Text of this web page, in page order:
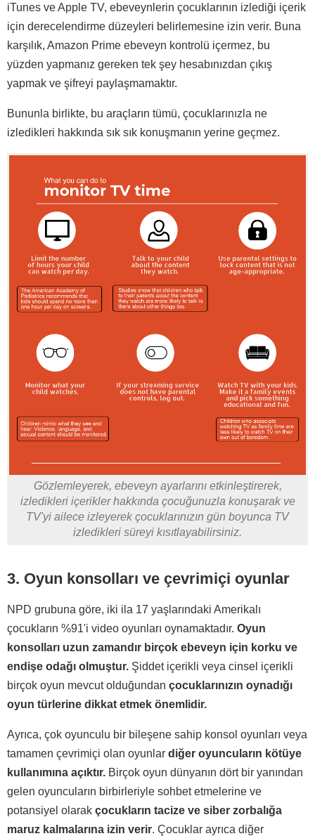
iTunes ve Apple TV, ebeveynlerin çocuklarının izlediği içerik
için derecelendirme düzeyleri belirlemesine izin verir. Buna
karşılık, Amazon Prime ebeveyn kontrolü içermez, bu
yüzden yapmanız gereken tek şey hesabınızdan çıkış
yapmak ve şifreyi paylaşmamaktır.
Bununla birlikte, bu araçların tümü, çocuklarınızla ne
izledikleri hakkında sık sık konuşmanın yerine geçmez.
Gözlemleyerek, ebeveyn ayarlarını etkinleştirerek,
izledikleri içerikler hakkında çocuğunuzla konuşarak ve
TV'yi ailece izleyerek çocuklarınızın gün boyunca TV
izledikleri süreyi kısıtlayabilirsiniz.
3. Oyun konsolları ve çevrimiçi oyunlar
NPD grubuna göre, iki ila 17 yaşlarındaki Amerikalı
çocukların %91'i video oyunları oynamaktadır. Oyun
konsolları uzun zamandır birçok ebeveyn için korku ve
endişe odağı olmuştur. Şiddet içerikli veya cinsel içerikli
birçok oyun mevcut olduğundan çocuklarınızın oynadığı
oyun türlerine dikkat etmek önemlidir.
Ayrıca, çok oyunculu bir bileşene sahip konsol oyunları veya
tamamen çevrimiçi olan oyunlar diğer oyuncuların kötüye
kullanımına açıktır. Birçok oyun dünyanın dört bir yanından
gelen oyuncuların birbirleriyle sohbet etmelerine ve
potansiyel olarak çocukların tacize ve siber zorbalığa
maruz kalmalarına izin verir. Çocuklar ayrıca diğer